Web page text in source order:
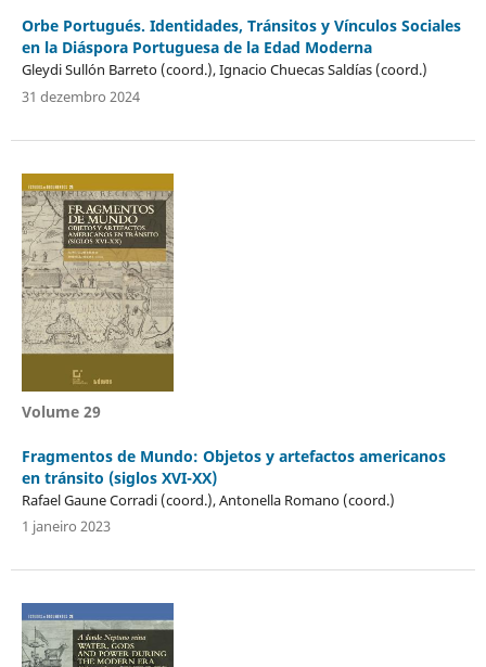
Orbe Portugués. Identidades, Tránsitos y Vínculos Sociales
en la Diáspora Portuguesa de la Edad Moderna
Gleydi Sullón Barreto (coord.), Ignacio Chuecas Saldías (coord.)
31 dezembro 2024
Volume 29
Fragmentos de Mundo: Objetos y artefactos americanos
en tránsito (siglos XVI-XX)
Rafael Gaune Corradi (coord.), Antonella Romano (coord.)
1 janeiro 2023